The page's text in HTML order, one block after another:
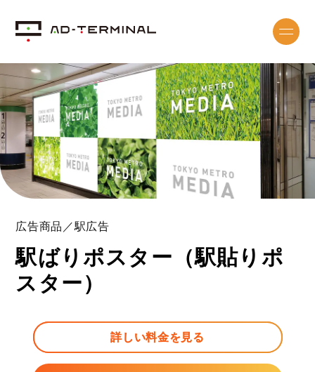
広告商品／駅広告
駅ばりポスター（駅貼りポ
スター）
詳しい料金を見る